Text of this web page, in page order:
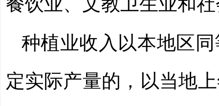
种植业收入以本地区
定实际产量的，以当地